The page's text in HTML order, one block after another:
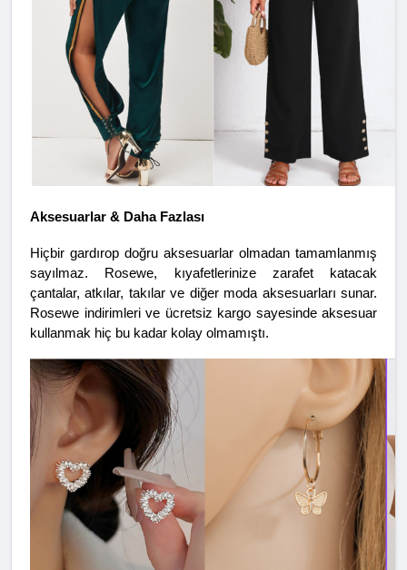
Aksesuarlar & Daha Fazlası
Hiçbir gardırop doğru aksesuarlar olmadan tamamlanmış
sayılmaz. Rosewe, kıyafetlerinize zarafet katacak
çantalar, atkılar, takılar ve diğer moda aksesuarları sunar.
Rosewe indirimleri ve ücretsiz kargo sayesinde aksesuar
kullanmak hiç bu kadar kolay olmamıştı.